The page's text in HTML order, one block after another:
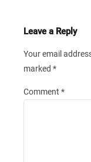
Leave a Reply
Your email
marked *
Comment *